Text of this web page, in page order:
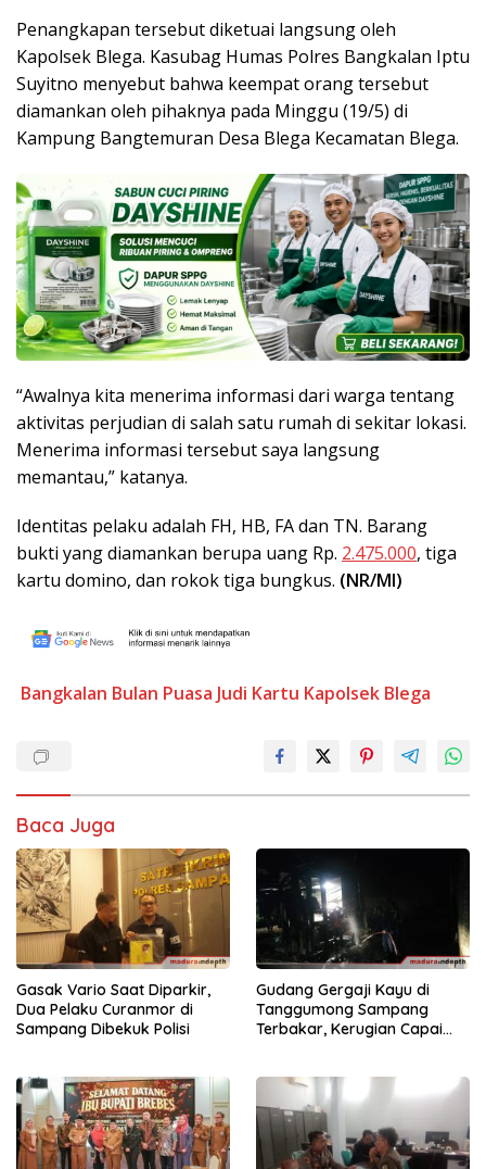
Penangkapan tersebut diketuai langsung oleh
Kapolsek Blega. Kasubag Humas Polres Bangkalan Iptu
Suyitno menyebut bahwa keempat orang tersebut
diamankan oleh pihaknya pada Minggu (19/5) di
Kampung Bangtemuran Desa Blega Kecamatan Blega.
“Awalnya kita menerima informasi dari warga tentang
aktivitas perjudian di salah satu rumah di sekitar lokasi.
Menerima informasi tersebut saya langsung
memantau,” katanya.
Identitas pelaku adalah FH, HB, FA dan TN. Barang
bukti yang diamankan berupa uang Rp. 2.475.000, tiga
kartu domino, dan rokok tiga bungkus. (NR/MI)
Bangkalan Bulan Puasa Judi Kartu Kapolsek Blega
Baca Juga
Gasak Vario Saat Diparkir,
Dua Pelaku Curanmor di
Sampang Dibekuk Polisi
Gudang Gergaji Kayu di
Tanggumong Sampang
Terbakar, Kerugian Capai